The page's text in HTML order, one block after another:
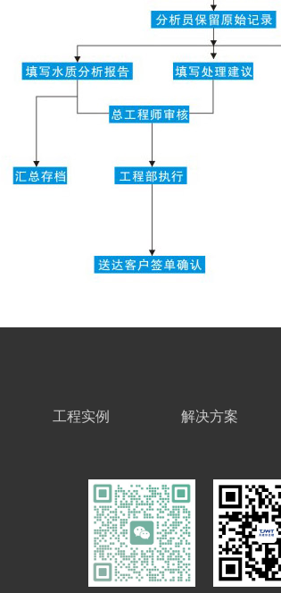
工程实例 解决方案